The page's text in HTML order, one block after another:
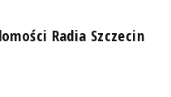
Radia Szczecin